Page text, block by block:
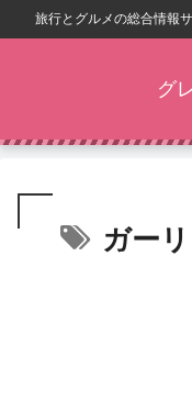
旅行とグルメの総合情報
グ
ガー